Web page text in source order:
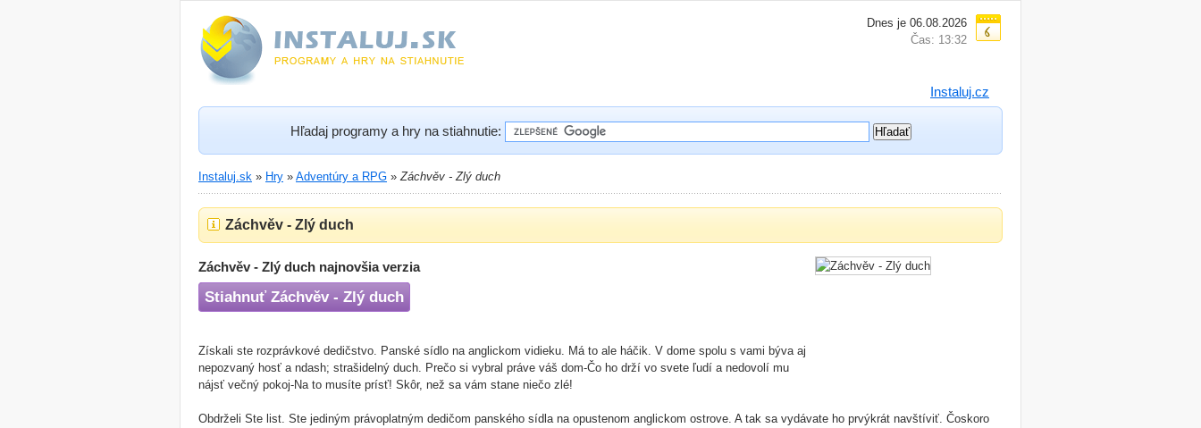
Dnes je 06.08.2026
Čas: 13:32
Instaluj.cz
Hľadaj programy a hry na stiahnutie:
Instaluj.sk » Hry » Adventúry a RPG »Záchvěv - Zlý duch
Záchvěv - Zlý duch
Záchvěv - Zlý duch najnovšia verzia
Stiahnuť Záchvěv - Zlý duch
Získali ste rozprávkové dedičstvo. Panské sídlo na anglickom vidieku. Má to ale háčik. V dome spolu s vami býva aj
nepozvaný hosť a ndash; strašidelný duch. Prečo si vybral práve váš dom-Čo ho drží vo svete ľudí a nedovolí mu
nájsť večný pokoj-Na to musíte prísť! Skôr, než sa vám stane niečo zlé!
Obdrželi Ste list. Ste jediným právoplatným dedičom panského sídla na opustenom anglickom ostrove. A tak sa vydávate ho prvýkrát navštíviť. Čoskoro